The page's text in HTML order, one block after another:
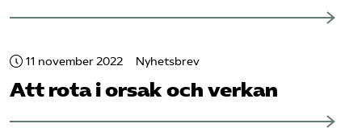
11 november 2022 Nyhetsbrev
Att rota i orsak och verkan